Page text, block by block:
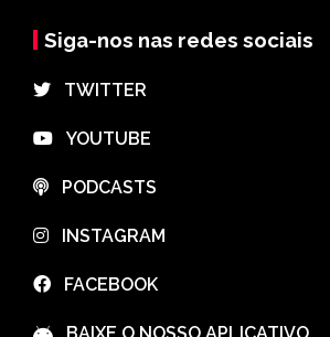
Siga-nos nas redes sociais
⠀TWITTER
⠀YOUTUBE
⠀PODCASTS
⠀INSTAGRAM
⠀FACEBOOK